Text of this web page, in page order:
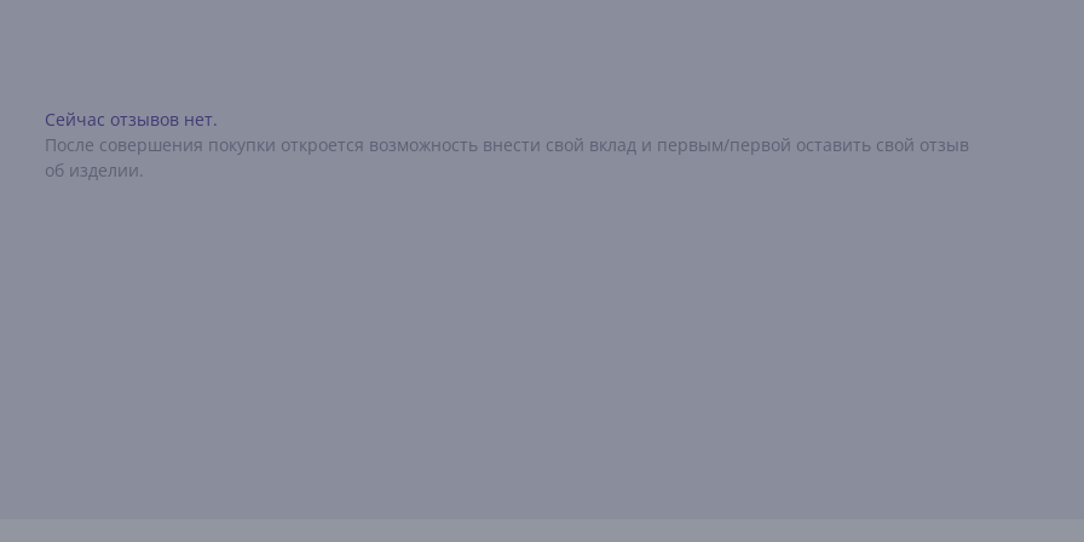
Сейчас отзывов нет.
После совершения покупки откроется возможность внести свой вклад и первым/первой оставить свой отзыв
об изделии.